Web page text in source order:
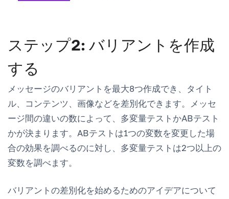
ステップ2: バリアントを作成
する
メッセージのバリアントを最大8つ作成でき、タイト
ル、コンテンツ、画像などを差別化できます。メッセ
ージ間の違いの数によって、多変量テストかABテスト
かが決まります。ABテストは1つの変数を変更した場
合の効果を調べるのに対し、多変量テストは2つ以上の
変数を調べます。
バリアントの差別化を始めるためのアイデアについて